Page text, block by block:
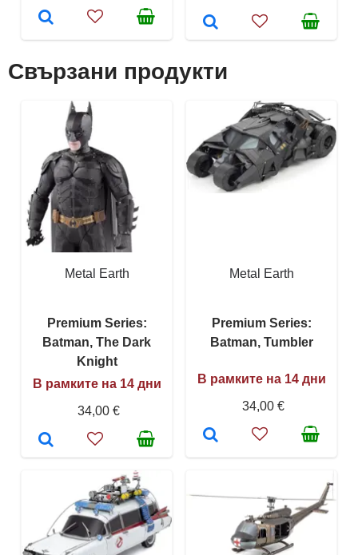
Свързани продукти
Metal Earth
Premium Series:
Batman, The Dark
Knight
В рамките на 14 дни
34,00 €
Metal Earth
Premium Series:
Batman, Tumbler
В рамките на 14 дни
34,00 €